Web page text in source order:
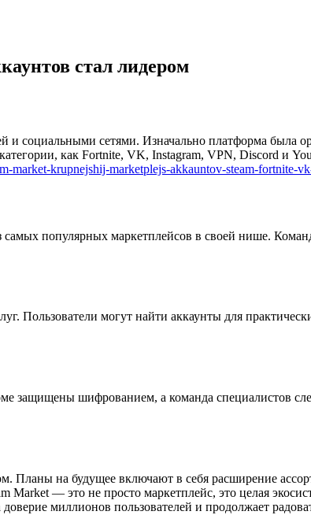
стал лидером
социальными сетями. Изначально платформа была
как Fortnite, VK, Instagram, VPN, Discord и
market-krupnejshij-marketplejs-akkauntov-steam-fortnite-
популярных маркетплейсов в своей нише.
Пользователи могут найти аккаунты для
защищены шифрованием, а команда специалистов
Планы на будущее включают в себя расширение
— это не просто маркетплейс, это целая
миллионов пользователей и продолжает